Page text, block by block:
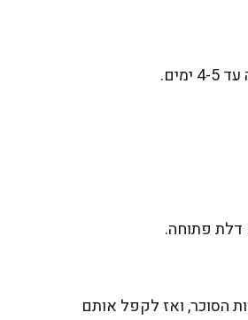
דלת פתוחה.
הסוכר, ואז לקפל אותם